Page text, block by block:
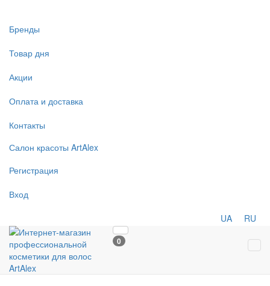
Бренды
Товар дня
Акции
Оплата и доставка
Контакты
Салон красоты ArtAlex
Регистрация
Вход
UA RU
0